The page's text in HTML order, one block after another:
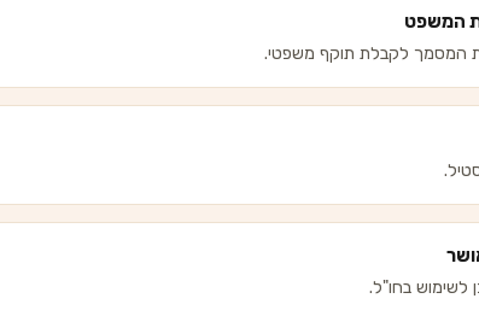
המשפט
המסמך לקבלת תוקף משפטי.
לשימוש בחו"ל.